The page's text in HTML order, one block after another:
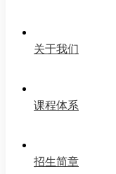
关于我们
课程体系
招生简章